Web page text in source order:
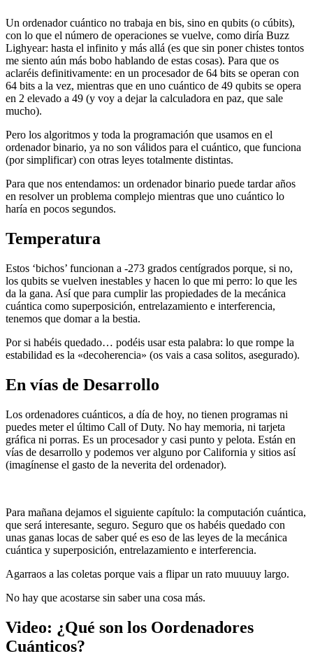
Un ordenador cuántico no trabaja en bis, sino en qubits (o cúbits),
con lo que el número de operaciones se vuelve, como diría Buzz
Lighyear: hasta el infinito y más allá (es que sin poner chistes tontos
me siento aún más bobo hablando de estas cosas). Para que os
aclaréis definitivamente: en un procesador de 64 bits se operan con
64 bits a la vez, mientras que en uno cuántico de 49 qubits se opera
en 2 elevado a 49 (y voy a dejar la calculadora en paz, que sale
mucho).
Pero los algoritmos y toda la programación que usamos en el
ordenador binario, ya no son válidos para el cuántico, que funciona
(por simplificar) con otras leyes totalmente distintas.
Para que nos entendamos: un ordenador binario puede tardar años
en resolver un problema complejo mientras que uno cuántico lo
haría en pocos segundos.
Temperatura
Estos ‘bichos’ funcionan a -273 grados centígrados porque, si no,
los qubits se vuelven inestables y hacen lo que mi perro: lo que les
da la gana. Así que para cumplir las propiedades de la mecánica
cuántica como superposición, entrelazamiento e interferencia,
tenemos que domar a la bestia.
Por si habéis quedado… podéis usar esta palabra: lo que rompe la
estabilidad es la «decoherencia» (os vais a casa solitos, asegurado).
En vías de Desarrollo
Los ordenadores cuánticos, a día de hoy, no tienen programas ni
puedes meter el último Call of Duty. No hay memoria, ni tarjeta
gráfica ni porras. Es un procesador y casi punto y pelota. Están en
vías de desarrollo y podemos ver alguno por California y sitios así
(imagínense el gasto de la neverita del ordenador).
Para mañana dejamos el siguiente capítulo: la computación cuántica,
que será interesante, seguro. Seguro que os habéis quedado con
unas ganas locas de saber qué es eso de las leyes de la mecánica
cuántica y superposición, entrelazamiento e interferencia.
Agarraos a las coletas porque vais a flipar un rato muuuuy largo.
No hay que acostarse sin saber una cosa más.
Video: ¿Qué son los Oordenadores
Cuánticos?